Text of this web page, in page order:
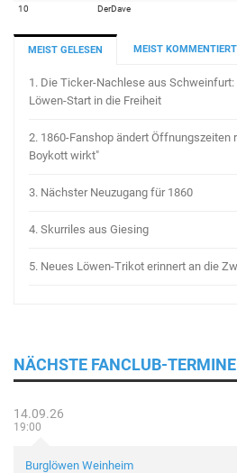
10
DerDave
MEIST GELESEN MEIST KOMMENTIERT
1. Die Ticker-Nachlese aus
Löwen-Start in die Freiheit
2. 1860-Fanshop ändert Öffnungszeiten
Boykott wirkt"
3. Nächster Neuzugang für 1860
4. Skurriles aus Giesing
5. Neues Löwen-Trikot erinnert an die
NÄCHSTE FANCLUB-TERMINE
14.09.26
19:00
Burglöwen Weinheim